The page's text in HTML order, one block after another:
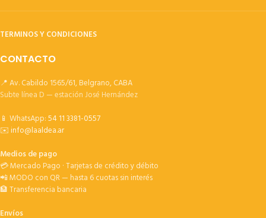
TERMINOS Y CONDICIONES
CONTACTO
📍 Av. Cabildo 1565/61, Belgrano, CABA
Subte línea D — estación José Hernández
📱 WhatsApp:54 11 3381-0557
✉️info@laaldea.ar
Medios de pago
💳 Mercado Pago · Tarjetas de crédito y débito
📲 MODO con QR — hasta 6 cuotas sin interés
🏦 Transferencia bancaria
Envíos